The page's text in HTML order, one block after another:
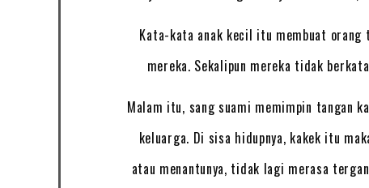
Kata-kata anak kecil itu membuat
mereka. Sekalipun mereka tidak
Malam itu, sang suami memimpin tangan
keluarga. Di sisa hidupnya, kakek itu
atau menantunya, tidak lagi merasa